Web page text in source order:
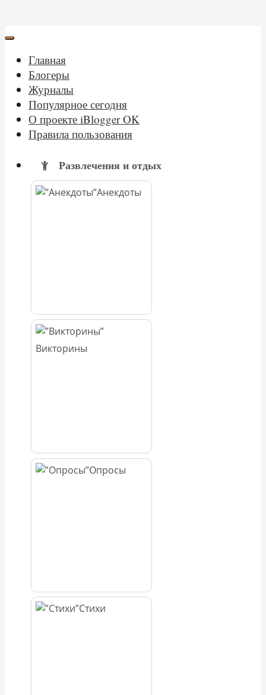
Главная
Блогеры
Журналы
Популярное сегодня
О проекте iBlogger OK
Правила пользования
Развлечения и отдых
Анекдоты
Викторины
Опросы
Стихи